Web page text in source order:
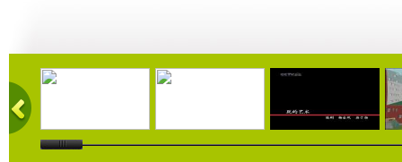
17:14 21:33 21:08